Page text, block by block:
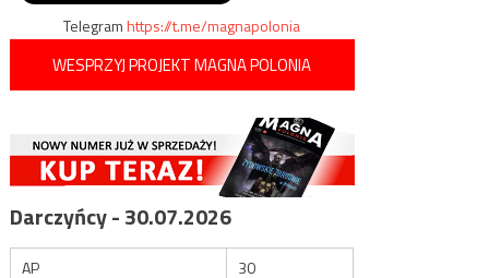
Telegramhttps://t.me/magnapolonia
WESPRZYJ PROJEKT MAGNA POLONIA
Darczyńcy - 30.07.2026
AP
30